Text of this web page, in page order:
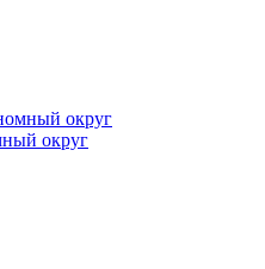
округ
округ